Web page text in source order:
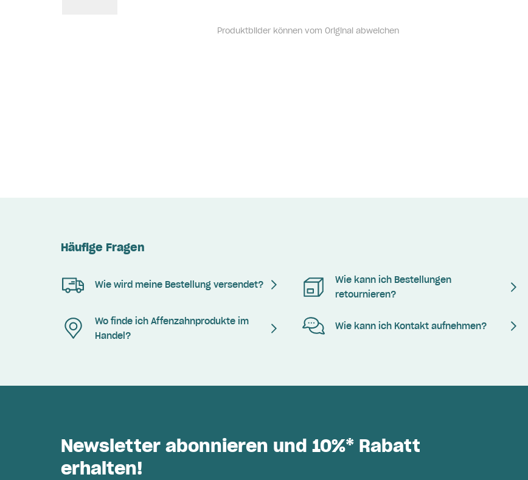
Produktbilder können vom Original abweichen
Häufige Fragen
Wie wird meine Bestellung versendet?
Wie kann ich Bestellungen
retournieren?
Wo finde ich Affenzahnprodukte im
Handel?
Wie kann ich Kontakt aufnehmen?
Newsletter abonnieren und 10%* Rabatt
erhalten!